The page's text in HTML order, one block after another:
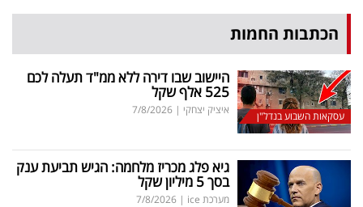
הכתבות החמות
עסקאות השבוע בנדל"ן
היישוב שבו דירה ללא ממ"ד תעלה לכם
525 אלף שקל
איציק יצחקי |
7/8/2026
גיא פלג מכריז מלחמה: הגיש תביעת ענק
בסך 5 מיליון שקל
מערכת ice |
7/8/2026